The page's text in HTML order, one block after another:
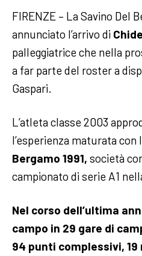
FIRENZE – La Savino Del
annunciato l’arrivo di
palleggiatrice che nella
a far parte del roster a
Gaspari.
L’atleta classe 2003
l’esperienza maturata con
Bergamo 1991, società
campionato di serie A1
Nel corso dell’ultima
campo in 29 gare di
94 punti complessivi,